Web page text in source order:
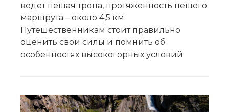
ведет пешая тропа, протяженность пешего
маршрута – около 4,5 км.
Путешественникам стоит правильно
оценить свои силы и помнить об
особенностях высокогорных условий.